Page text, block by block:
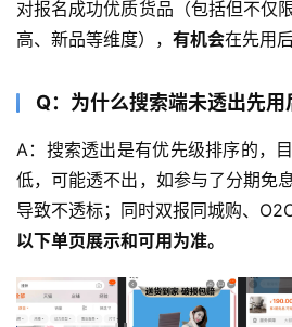
对报名成功优质货品（包括但不仅
高、新品等维度）， 有机会在先用
Q：为什么搜索端未透出先用
A：搜索透出是有优先级排序的，
低，可能透不出，如参与了分期免
导致不透标；同时双报同城购、
以下单页展示和可用为准。